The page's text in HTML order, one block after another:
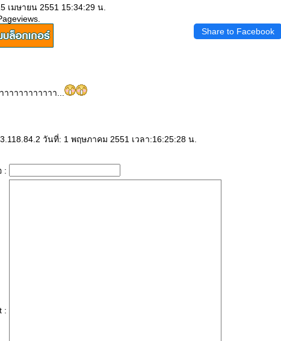
เมษายน 2551 15:34:29 น.
Share to Facebook
าาาาาาาาาา...
วันที่: 1 พฤษภาคม 2551 เวลา:16:25:28 น.
:
: